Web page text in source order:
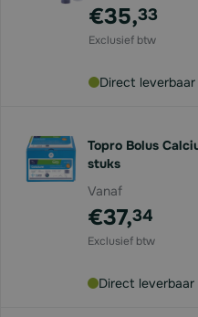
€35,33
Direct leverbaar
Topro Bolus
stuks
Vanaf
€37,34
Direct leverbaar